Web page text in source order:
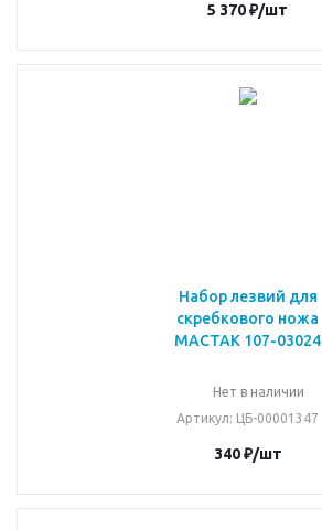
5 370₽/шт
Набор лезвий для
скребкового ножа
МАСТАК 107-03024
Нет в наличии
Артикул: ЦБ-00001347
340₽/шт